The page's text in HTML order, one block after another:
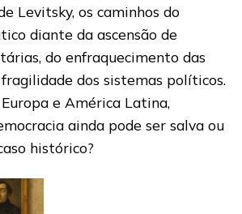
Levitsky, os caminhos do
diante da ascensão de
do enfraquecimento das
dos sistemas políticos.
e América Latina,
ainda pode ser salva ou
histórico?